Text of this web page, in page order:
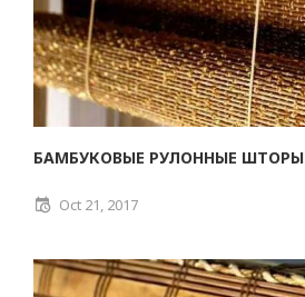
БАМБУКОВЫЕ РУЛОННЫЕ ШТОРЫ
Oct 21, 2017